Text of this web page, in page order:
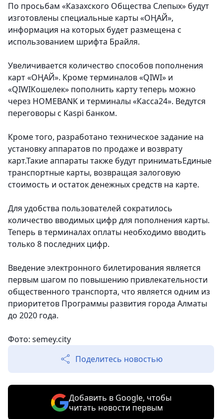
По просьбам «Казахского Общества Слепых» будут
изготовлены специальные карты «ОҢАЙ»,
информация на которых будет размещена с
использованием шрифта Брайля.
Увеличивается количество способов пополнения
карт «ОҢАЙ». Кроме терминалов «QIWI» и
«QIWIКошелек» пополнить карту теперь можно
через HOMEBANK и терминалы «Касса24». Ведутся
переговоры с Kaspi банком.
Кроме того, разработано техническое задание на
установку аппаратов по продаже и возврату
карт.Такие аппараты также будут приниматьЕдиные
транспортные карты, возвращая залоговую
стоимость и остаток денежных средств на карте.
Для удобства пользователей сократилось
количество вводимых цифр для пополнения карты.
Теперь в терминалах оплаты необходимо вводить
только 8 последних цифр.
Введение электронного билетирования является
первым шагом по повышению привлекательности
общественного транспорта, что является одним из
приоритетов Программы развития города Алматы
до 2020 года.
Фото: semey.city
Поделитесь новостью
Добавить в Google, чтобы
читать новости первым